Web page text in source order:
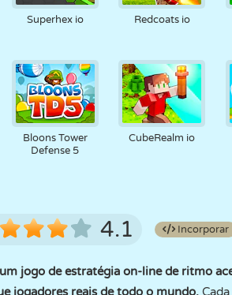
Superhex io Redcoats io
Bloons Tower
Defense 5
CubeRealm io
4.1 Incorporar
jogo de estratégia on-line de ritmo
jogadores reais de todo o mundo.